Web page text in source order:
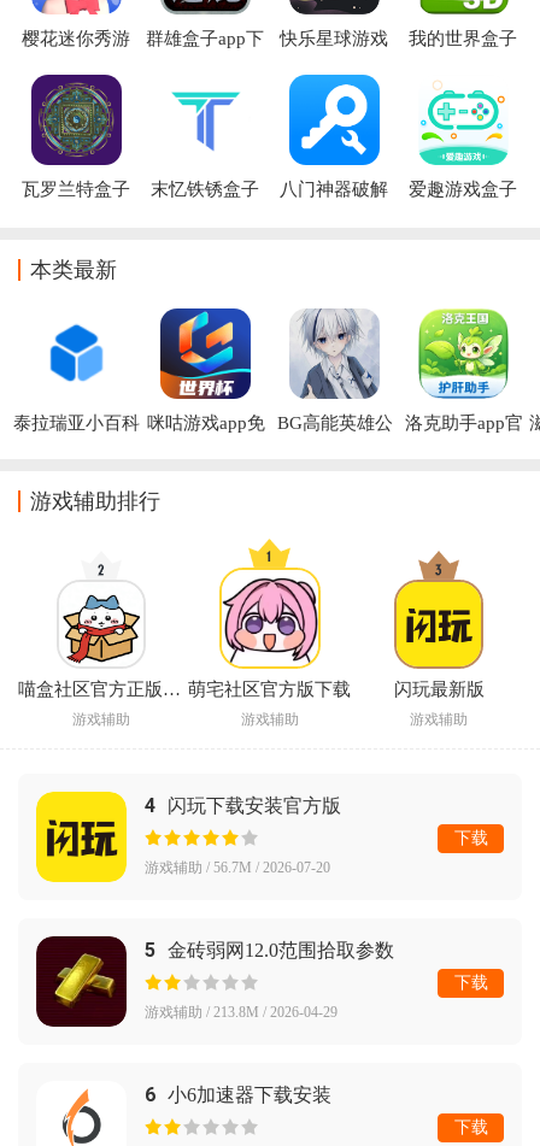
樱花迷你秀游
戏
群雄盒子app下
快乐星球游戏
我的世界盒子
下载安装
瓦罗兰特盒子
末忆铁锈盒子
八门神器破解
爱趣游戏盒子
本类最新
泰拉瑞亚小百科 咪咕游戏app免
BG高能英雄公
洛克助手app官
游戏辅助排行
喵盒社区官方正版下载
游戏辅助
萌宅社区官方版下载
游戏辅助
闪玩最新版
游戏辅助
4 闪玩下载安装官方版
游戏辅助 / 56.7M / 2026-07-20
下载
5 金砖弱网12.0范围拾取参数
游戏辅助 / 213.8M / 2026-04-29
下载
6 小6加速器下载安装
下载